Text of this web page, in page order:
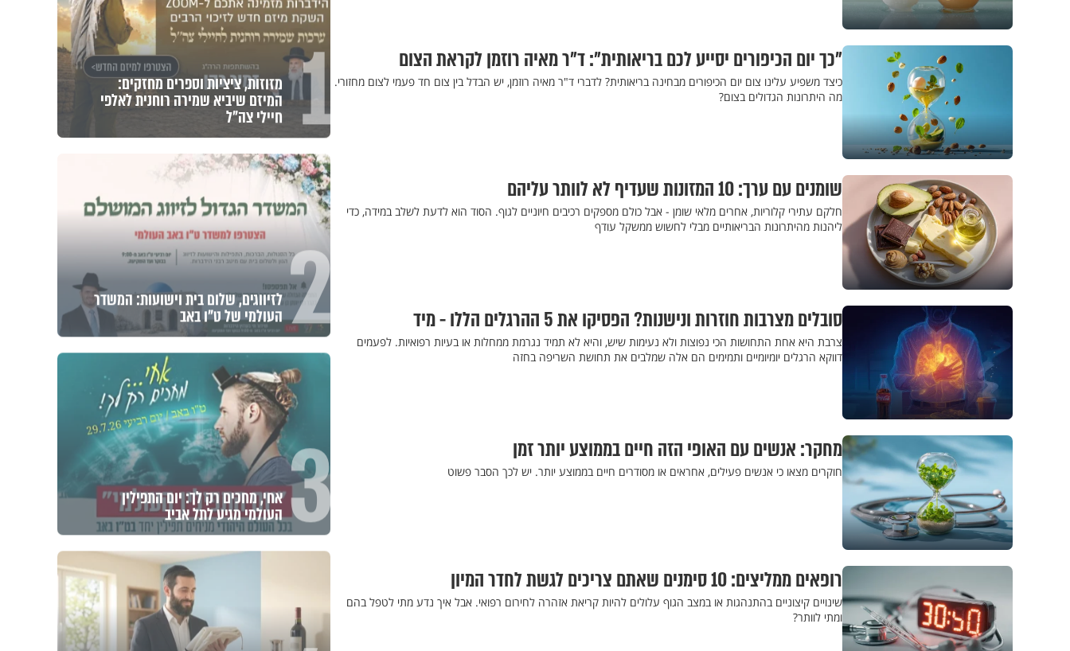
"כך יום הכיפורים יסייע לכם בריאותית": ד"ר מאיה רוזמן לקראת הצום
כיצד משפיע עלינו צום יום הכיפורים מבחינה בריאותית? לדברי ד"ר מאיה רוזמן, יש הבדל בין צום חד פעמי לצום מחזורי.
מה היתרונות הגדולים בצום?
שומנים עם ערך: 10 המזונות שעדיף לא לוותר עליהם
חלקם עתירי קלוריות, אחרים מלאי שומן - אבל כולם מספקים רכיבים חיוניים לגוף. הסוד הוא לדעת לשלב במידה, כדי
ליהנות מהיתרונות הבריאותיים מבלי לחשוש ממשקל עודף
סובלים מצרבות חוזרות ונישנות? הפסיקו את 5 ההרגלים הללו - מיד
צרבת היא אחת התחושות הכי נפוצות ולא נעימות שיש, והיא לא תמיד נגרמת ממחלות או בעיות רפואיות. לפעמים
דווקא הרגלים יומיומיים ותמימים הם אלה שמלבים את תחושת השריפה בחזה
מחקר: אנשים עם האופי הזה חיים בממוצע יותר זמן
חוקרים מצאו כי אנשים פעילים, אחראים או מסודרים חיים בממוצע יותר. יש לכך הסבר פשוט
רופאים ממליצים: 10 סימנים שאתם צריכים לגשת לחדר המיון
שינויים קיצוניים בהתנהגות או במצב הגוף עלולים להיות קריאת אזהרה לחירום רפואי. אבל איך נדע מתי לטפל בהם
ומתי לוותר?
1 מזוזות, ציציות וספרים מחזקים:
המיזם שיביא שמירה רוחנית לאלפי
חיילי צה"ל
2 לזיווגים, שלום בית וישועות: המשדר
העולמי של ט"ו באב
3 אחי, מחכים רק לך: יום התפילין
העולמי מגיע לתל אביב